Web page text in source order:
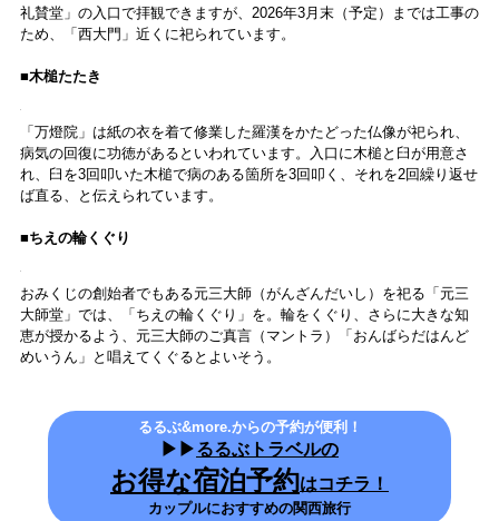
毎月21 日の大師会と22 日の太子会、3 月春季彼岸会、9 月秋季彼岸会
すめです。
そのほか、回廊の外にもみどころがいっぱいです！
■太子殿